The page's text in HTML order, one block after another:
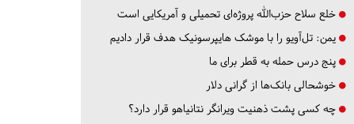
خلع سلاح حزب‌الله پروژه‌ای تحمیلی و آمریکایی است
یمن: تل‌آویو را با موشک هایپرسونیک هدف قرار دادیم
پنج درس‌ حمله به قطر برای ما
خوشحالی بانک‌ها از گرانی دلار
چه کسی پشت ذهنیت ویرانگر نتانیاهو قرار دارد؟